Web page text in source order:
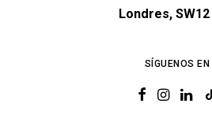
Londres, SW12
SÍGUENOS EN